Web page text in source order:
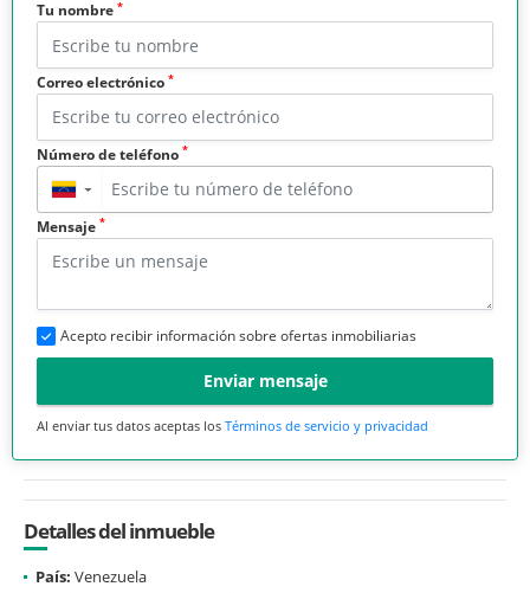
Tu nombre *
Correo electrónico *
Número de teléfono *
▼
Mensaje *
Acepto recibir información sobre ofertas inmobiliarias
Enviar mensaje
Al enviar tus datos aceptas los Términos de servicio y privacidad
Detalles del inmueble
País: Venezuela